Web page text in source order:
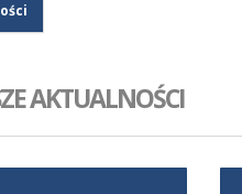
AKTUALNOŚCI